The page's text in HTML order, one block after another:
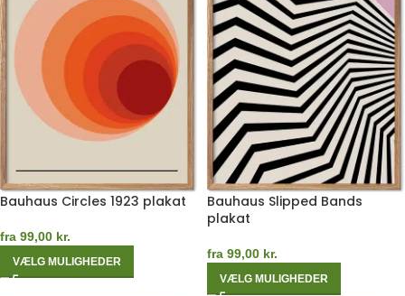
Bauhaus Circles 1923 plakat
fra 99,00 kr.
VÆLG MULIGHEDER
Bauhaus Slipped Bands
plakat
fra 99,00 kr.
VÆLG MULIGHEDER